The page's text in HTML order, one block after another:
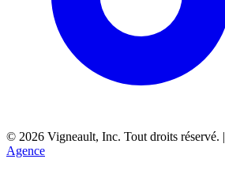
© 2026 Vigneault, Inc. Tout droits réservé. |
Agence